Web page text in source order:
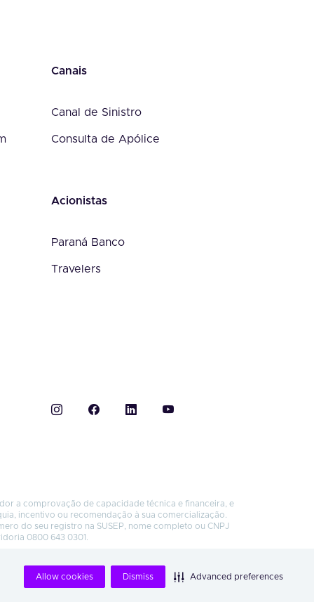
Allow cookies Dismiss Advanced preferences
Canais
Canal de Sinistro
Consulta de Apólice
Acionistas
Paraná Banco
Travelers
a comprovação de capacidade técnica e financeira, e
incentivo ou recomendação à sua comercialização.
do seu registro na SUSEP, nome completo ou CNPJ
0800 643 0301.